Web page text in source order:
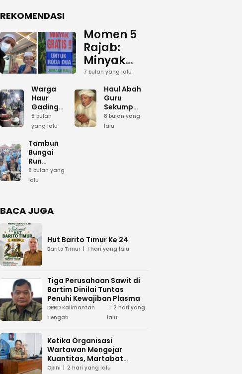
REKOMENDASI
Momen 5
Rajab:
Minyak
Gratis
dan Cinta
yang
Terus
Mengalir
7 bulan yang lalu
Warga
Haur
Gading
Siapkan
Bumbu
Umum
Sambut 5
Rajab di
Sekumpul
8 bulan
yang lalu
Haul Abah
Guru
Sekumpul:
Ketika
Lautan
8 bulan yang
lalu
Tambun
Bungai
Run
Meriahkan
Hari Bela
Juang TNI
AD di
Palangka
Raya
8 bulan yang
lalu
BACA JUGA
Hut Barito Timur Ke 24
Barito Timur 1 hari yang lalu
Tiga Perusahaan Sawit di
Bartim Dinilai Tuntas
Penuhi Kewajiban Plasma
DPRD Kalimantan
Tengah
2 hari yang
lalu
Ketika Organisasi
Wartawan Mengejar
Kuantitas, Martabat
Profesi Menjadi Taruhan
Opini 2 hari yang lalu